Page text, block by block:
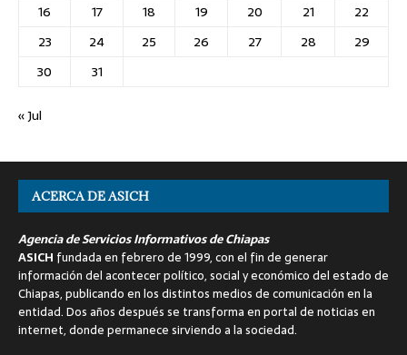
16
17 18 19 20 21
22
23
24 25 26 27 28
29
30
31
« Jul
ACERCA DE ASICH
Agencia de Servicios Informativos de Chiapas
ASICH fundada en febrero de 1999, con el fin de generar
información del acontecer político, social y económico del estado de
Chiapas, publicando en los distintos medios de comunicación en la
entidad. Dos años después se transforma en portal de noticias en
internet, donde permanece sirviendo a la sociedad.